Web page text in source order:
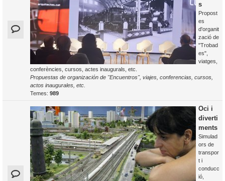
s
Propost
es
d'organit
zació de
"Trobad
es",
viatges,
conferències, cursos, actes inaugurals, etc.
Propuestas de organización de "Encuentros", viajes, conferencias, cursos,
actos inaugurales, etc.
Temes: 989
Oci i
diverti
ments
Simulad
ors de
transpor
t i
conducc
ió,